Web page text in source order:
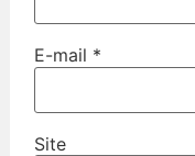
E-mail *
Site